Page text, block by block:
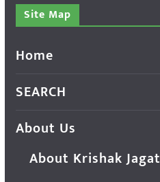
Site Map
Home
SEARCH
About Us
About Krishak Jagat